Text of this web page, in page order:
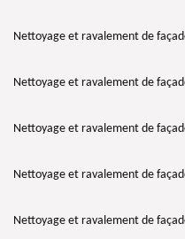
Nettoyage et ravalement de
Nettoyage et ravalement de
Nettoyage et ravalement de
Nettoyage et ravalement de
Nettoyage et ravalement de